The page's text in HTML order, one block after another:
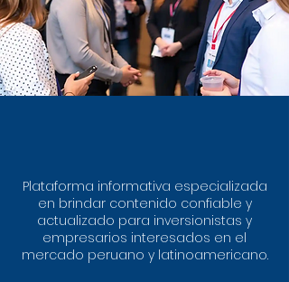
Plataforma informativa especializada
en brindar contenido confiable y
actualizado para inversionistas y
empresarios interesados en el
mercado peruano y latinoamericano.